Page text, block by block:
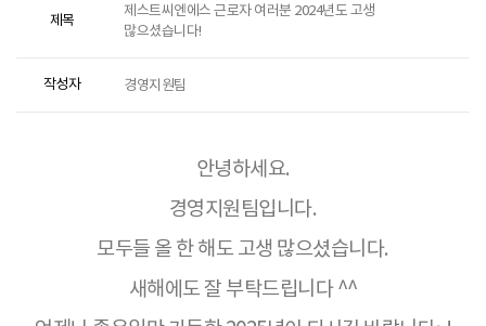
제목
제스트씨엔에스 근로자 여러분 2024년도 고생
많으셨습니다!
작성자 경영지원팀
안녕하세요.
경영지원팀입니다.
모두들 올 한 해도 고생 많으셨습니다.
새해에도 잘 부탁드립니다 ^^